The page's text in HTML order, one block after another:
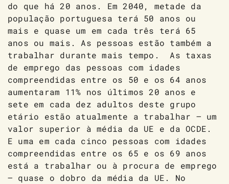
do que há 20 anos. Em 2040, metade da
população portuguesa terá 50 anos ou
mais e quase um em cada três terá 65
anos ou mais. As pessoas estão também a
trabalhar durante mais tempo. As taxas
de emprego das pessoas com idades
compreendidas entre os 50 e os 64 anos
aumentaram 11% nos últimos 20 anos e
sete em cada dez adultos deste grupo
etário estão atualmente a trabalhar – um
valor superior à média da UE e da OCDE.
E uma em cada cinco pessoas com idades
compreendidas entre os 65 e os 69 anos
está a trabalhar ou à procura de emprego
– quase o dobro da média da UE. No